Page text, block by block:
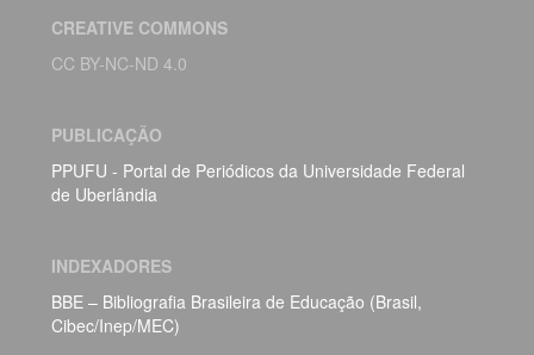
CREATIVE COMMONS
CC BY-NC-ND 4.0
PUBLICAÇÃO
PPUFU - Portal de Periódicos da Universidade Federal
de Uberlândia
INDEXADORES
BBE – Bibliografia Brasileira de Educação (Brasil,
Cibec/Inep/MEC)